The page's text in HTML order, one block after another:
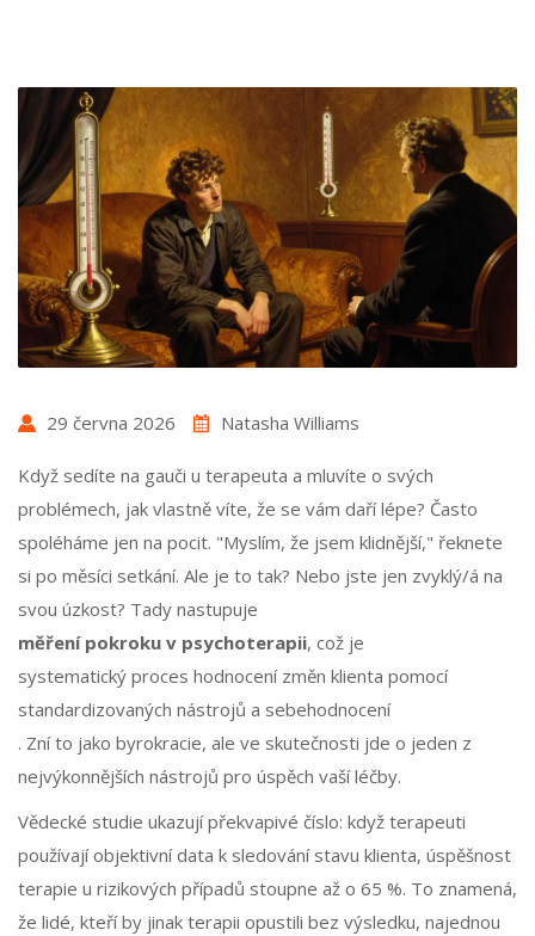
29 června 2026 Natasha Williams
Když sedíte na gauči u terapeuta a mluvíte o svých
problémech, jak vlastně víte, že se vám daří lépe? Často
spoléháme jen na pocit. "Myslím, že jsem klidnější," řeknete
si po měsíci setkání. Ale je to tak? Nebo jste jen zvyklý/á na
svou úzkost? Tady nastupuje
měření pokroku v psychoterapii, což je
systematický proces hodnocení změn klienta pomocí
standardizovaných nástrojů a sebehodnocení
. Zní to jako byrokracie, ale ve skutečnosti jde o jeden z
nejvýkonnějších nástrojů pro úspěch vaší léčby.
Vědecké studie ukazují překvapivé číslo: když terapeuti
používají objektivní data k sledování stavu klienta, úspěšnost
terapie u rizikových případů stoupne až o 65 %. To znamená,
že lidé, kteří by jinak terapii opustili bez výsledku, najednou